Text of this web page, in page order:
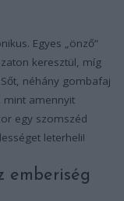
Egyes „önző”
keresztül, míg
néhány gombafaj
mint amennyit
egy szomszéd
leterheli!
emberiség